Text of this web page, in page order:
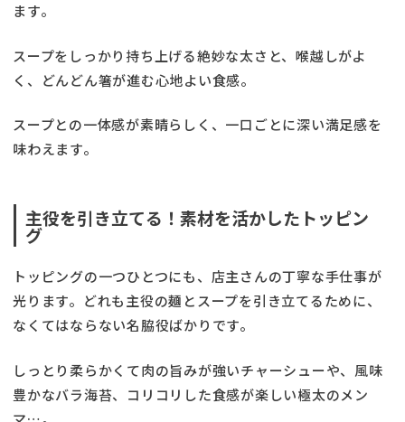
ます。
スープをしっかり持ち上げる絶妙な太さと、喉越しがよ
く、どんどん箸が進む心地よい食感。
スープとの一体感が素晴らしく、一口ごとに深い満足感を
味わえます。
主役を引き立てる！素材を活かしたトッピン
グ
トッピングの一つひとつにも、店主さんの丁寧な手仕事が
光ります。どれも主役の麺とスープを引き立てるために、
なくてはならない名脇役ばかりです。
しっとり柔らかくて肉の旨みが強いチャーシューや、風味
豊かなバラ海苔、コリコリした食感が楽しい極太のメン